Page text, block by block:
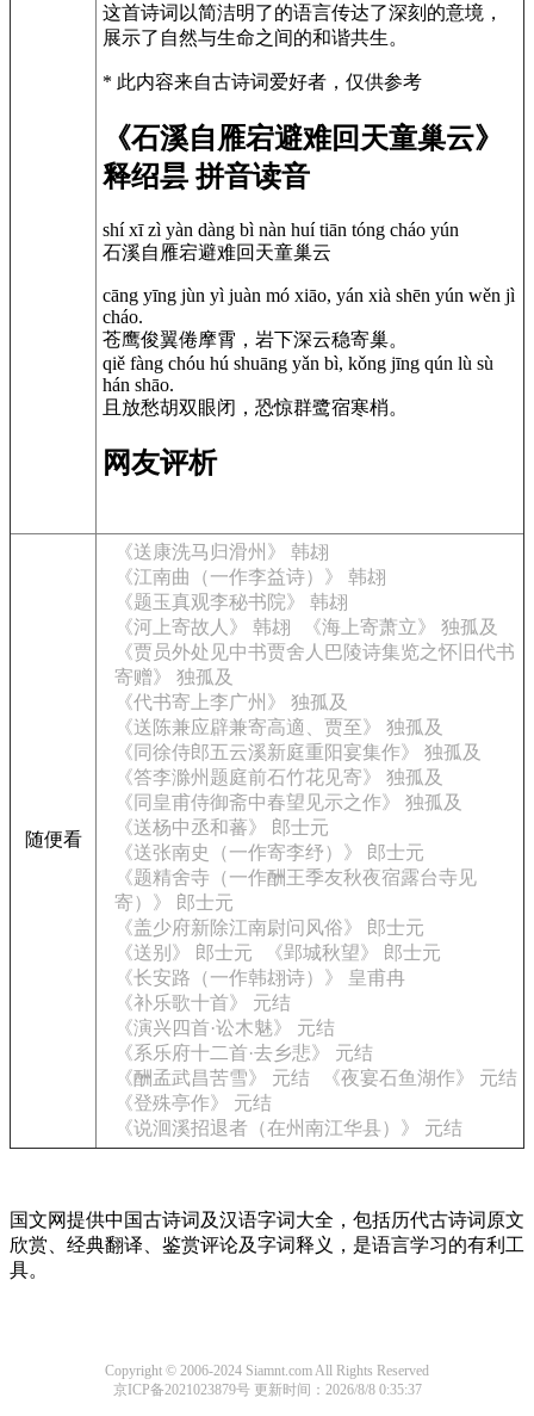
这首诗词以简洁明了的语言传达了深刻的意境，
展示了自然与生命之间的和谐共生。
* 此内容来自古诗词爱好者，仅供参考
《石溪自雁宕避难回天童巢云》
释绍昙 拼音读音
shí xī zì yàn dàng bì nàn huí tiān tóng cháo yún
石溪自雁宕避难回天童巢云
cāng yīng jùn yì juàn mó xiāo, yán xià shēn yún wěn jì
cháo.
苍鹰俊翼倦摩霄，岩下深云稳寄巢。
qiě fàng chóu hú shuāng yǎn bì, kǒng jīng qún lù sù
hán shāo.
且放愁胡双眼闭，恐惊群鹭宿寒梢。
网友评析
随便看
《送康洗马归滑州》 韩翃
《江南曲（一作李益诗）》 韩翃
《题玉真观李秘书院》 韩翃
《河上寄故人》 韩翃
《海上寄萧立》 独孤及
《贾员外处见中书贾舍人巴陵诗集览之怀旧代书
寄赠》 独孤及
《代书寄上李广州》 独孤及
《送陈兼应辟兼寄高適、贾至》 独孤及
《同徐侍郎五云溪新庭重阳宴集作》 独孤及
《答李滁州题庭前石竹花见寄》 独孤及
《同皇甫侍御斋中春望见示之作》 独孤及
《送杨中丞和蕃》 郎士元
《送张南史（一作寄李纾）》 郎士元
《题精舍寺（一作酬王季友秋夜宿露台寺见
寄）》 郎士元
《盖少府新除江南尉问风俗》 郎士元
《送别》 郎士元
《郢城秋望》 郎士元
《长安路（一作韩翃诗）》 皇甫冉
《补乐歌十首》 元结
《演兴四首·讼木魅》 元结
《系乐府十二首·去乡悲》 元结
《酬孟武昌苦雪》 元结
《夜宴石鱼湖作》 元结
《登殊亭作》 元结
《说洄溪招退者（在州南江华县）》 元结
国文网提供中国古诗词及汉语字词大全，包括历代古诗词原文
欣赏、经典翻译、鉴赏评论及字词释义，是语言学习的有利工
具。
Copyright © 2006-2024 Siamnt.com All Rights Reserved
京ICP备2021023879号 更新时间：2026/8/8 0:35:37